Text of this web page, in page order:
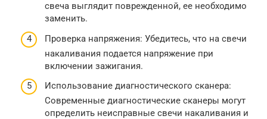
свеча выглядит поврежденной, ее необходимо
заменить.
Проверка напряжения: Убедитесь, что на свечи
накаливания подается напряжение при
включении зажигания.
Использование диагностического сканера:
Современные диагностические сканеры могут
определить неисправные свечи накаливания и